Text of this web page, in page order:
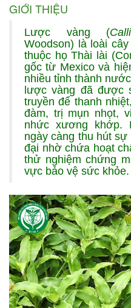
GIỚI THIỆU
Lược vàng (
Woodson) là loài
thuộc họ Thài lài
gốc từ Mexico và
nhiều tỉnh thành
lược vàng đã được
truyền để thanh
đàm, trị mụn nhọt,
nhức xương khớp.
ngày càng thu hút
đại nhờ chứa hoạt
thử nghiệm chứng
vực bảo vệ sức khỏe.